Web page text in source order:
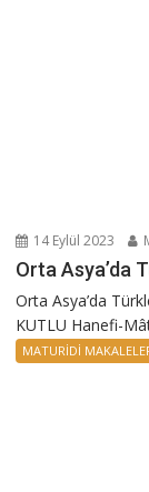
14 Eylül 2023
Orta Asya’da
Orta Asya’da
KUTLU Hanefi-
MATURİDİ